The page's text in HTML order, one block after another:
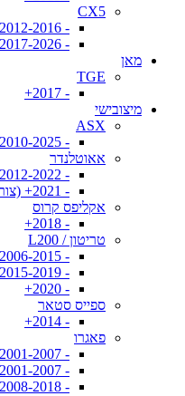
CX5
- 2012-2016
- 2017-2026
מאן
TGE
- 2017+
מיצובישי
ASX
- 2010-2025
אאוטלנדר
- 2012-2022
- 2021+ (צורה חדשה)
אקליפס קרוס
- 2018+
טריטון / L200
- 2006-2015
- 2015-2019
- 2020+
ספייס סטאר
- 2014+
פאגרו
- 2001-2007 (ארוך)
- 2001-2007 (קצר)
- 2008-2018 (ארוך)